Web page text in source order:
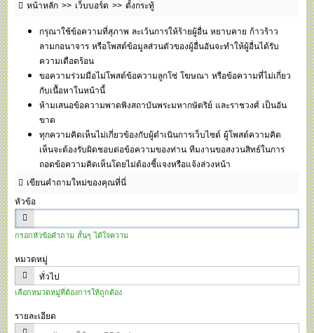
หน้าหลัก เว็บบอร์ด
ตั้งกระทู้
กรุณาใช้ข้อความที่สุภาพ ละเว้นการให้ร้ายผู้อื่น หยาบคาย ก้าวร้าว
ลามกอนาจาร หรือโพสต์ข้อมูลส่วนตัวของผู้อื่นอันจะทำให้ผู้อื่นได้รับ
ความเดือดร้อน
ขอความร่วมมือไม่โพสต์ข้อความลูกโซ่ โฆษณา หรือข้อความที่ไม่เกี่ยว
กับเนื้อหาในหน้านี้
ห้ามเสนอข้อความพาดพิงสถาบันพระมหากษัตริย์ และราชวงศ์ เป็นอัน
ขาด
ทุกความคิดเห็นไม่เกี่ยวข้องกับผู้ดำเนินการเว็บไซต์ ผู้โพสต์ความคิด
เห็นจะต้องรับผิดชอบต่อข้อความของท่าน ทีมงานขอสงวนสิทธ์ในการ
ถอดข้อความคิดเห็นโดยไม่ต้องชี้แจงหรือแจ้งล่วงหน้า
เขียนคำถามใหม่ของคุณที่นี่
หัวข้อ
กรอกหัวข้อคำถาม สั้นๆ ได้ใจความ
หมวดหมู่
เลือกหมวดหมู่ที่ต้องการให้ถูกต้อง
รายละเอียด